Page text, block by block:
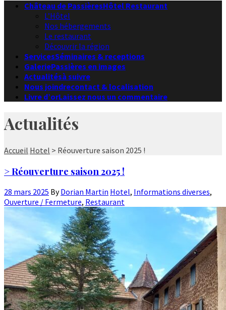
Château de PassièresHôtel Restaurant
L’Hôtel
Nos hébergements
Le restaurant
Découvrir la région
ServicesSéminaires & receptions
GaleriePassières en images
Actualitésà suivre
Nous joindrecontact & localisation
Livre d’orLaissez nous un commentaire
Actualités
Accueil Hotel > Réouverture saison 2025 !
> Réouverture saison 2025 !
28 mars 2025 ByDorian Martin Hotel, Informations diverses,
Ouverture / Fermeture, Restaurant